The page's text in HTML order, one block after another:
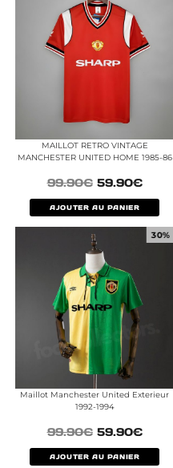
MAILLOT RETRO VINTAGE
MANCHESTER UNITED HOME 1985-86
99.90€ 59.90€
AJOUTER AU PANIER
30%
Maillot Manchester United Exterieur
1992-1994
99.90€ 59.90€
AJOUTER AU PANIER